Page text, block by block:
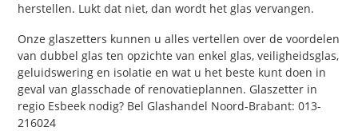
herstellen. Lukt dat niet, dan wordt het glas vervangen.
Onze glaszetters kunnen u alles vertellen over de voordelen
van dubbel glas ten opzichte van enkel glas, veiligheidsglas,
geluidswering en isolatie en wat u het beste kunt doen in
geval van glasschade of renovatieplannen. Glaszetter in
regio Esbeek nodig? Bel Glashandel Noord-Brabant: 013-
216024